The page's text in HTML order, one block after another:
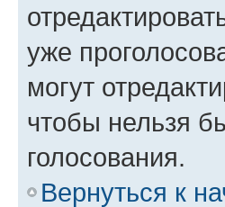
уже
могут
чтобы нельзя
голосования.
Вернуться к